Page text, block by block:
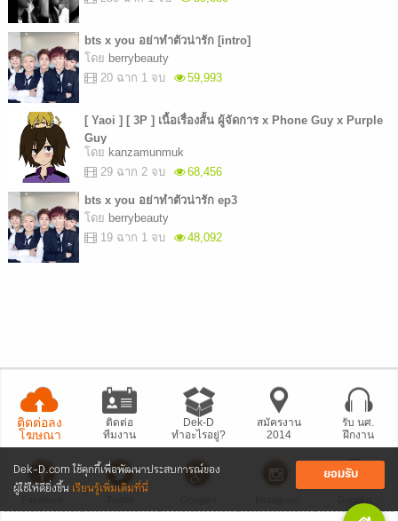
Dek-D.com ใช้คุกกี้เพื่อพัฒนาประสบการณ์ของ
ผู้ใช้ให้ดียิ่งขึ้น เรียนรู้เพิ่มเติมที่นี่
ยอมรับ
bts x you อย่าทำตัวน่ารัก [intro]
โดย berrybeauty
20 ฉาก 1 จบ
59,993
[ Yaoi ] [ 3P ] เนื้อเรื่องสั้น ผู้จัดการ x Phone Guy x Purple
Guy
โดย kanzamunmuk
29 ฉาก 2 จบ
68,456
bts x you อย่าทำตัวน่ารัก ep3
โดย berrybeauty
19 ฉาก 1 จบ
48,092
ติดต่อลง
โฆษณา
ติดต่อ
ทีมงาน
Dek-D
ทำอะไรอยู่?
สมัครงาน
2014
รับ นศ.
ฝึกงาน